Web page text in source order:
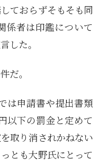
ておらずそもそも同
係者は印鑑について
した。
だ。
は申請書や提出書類
以下の罰金と定めて
取り消されかねない
とも大野氏にとって